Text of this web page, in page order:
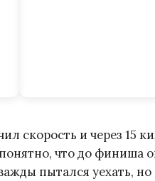
скорость и через 15
что до финиша
пытался уехать,